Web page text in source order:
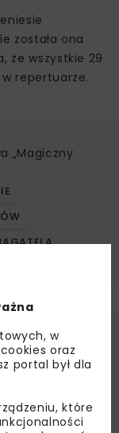
została ona
że wszystkie 29
repertuarze.
„Magiczny
w
oraz
portal był dla
które